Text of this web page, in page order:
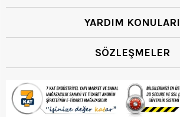
YARDIM KONULARI
SÖZLEŞMELER